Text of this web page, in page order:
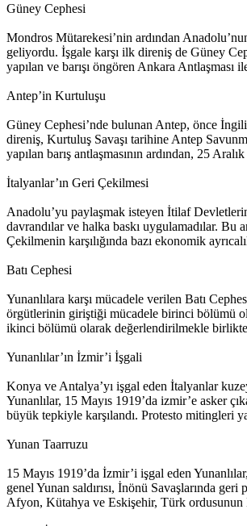
Güney Cephesi
Mondros Mütarekesi’nin ardından
geliyordu. İşgale karşı ilk direniş de Güney
yapılan ve barışı öngören Ankara Antlaşması
Antep’in Kurtuluşu
Güney Cephesi’nde bulunan Antep, önce
direniş, Kurtuluş Savaşı tarihine Antep
yapılan barış antlaşmasının ardından, 25
İtalyanlar’ın Geri Çekilmesi
Anadolu’yu paylaşmak isteyen İtilaf
davrandılar ve halka baskı uygulamadılar.
Çekilmenin karşılığında bazı ekonomik
Batı Cephesi
Yunanlılara karşı mücadele verilen Batı
örgütlerinin giriştiği mücadele birinci bölümü
ikinci bölümü olarak değerlendirilmekle
Yunanlılar’ın İzmir’i İşgali
Konya ve Antalya’yı işgal eden İtalyanlar
Yunanlılar, 15 Mayıs 1919’da izmir’e asker
büyük tepkiyle karşılandı. Protesto mitingleri
Yunan Taarruzu
15 Mayıs 1919’da İzmir’i işgal eden
genel Yunan saldırısı, İnönü Savaşlarında
Afyon, Kütahya ve Eskişehir, Türk ordusunun